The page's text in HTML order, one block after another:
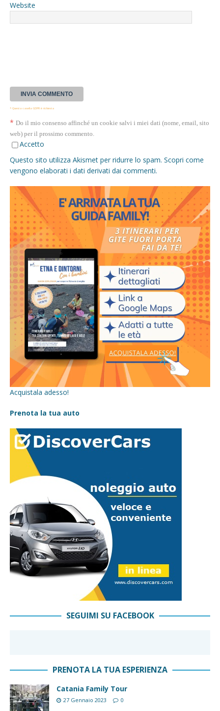
Website
* Questa casella GDPR è richiesta
* Do il mio consenso affinché un cookie salvi i miei dati (nome, email, sito
web) per il prossimo commento.
Accetto
Questo sito utilizza Akismet per ridurre lo spam. Scopri come
vengono elaborati i dati derivati dai commenti.
Acquistala adesso!
Prenota la tua auto
SEGUIMI SU FACEBOOK
PRENOTA LA TUA ESPERIENZA
Catania Family Tour
27 Gennaio 2023 0